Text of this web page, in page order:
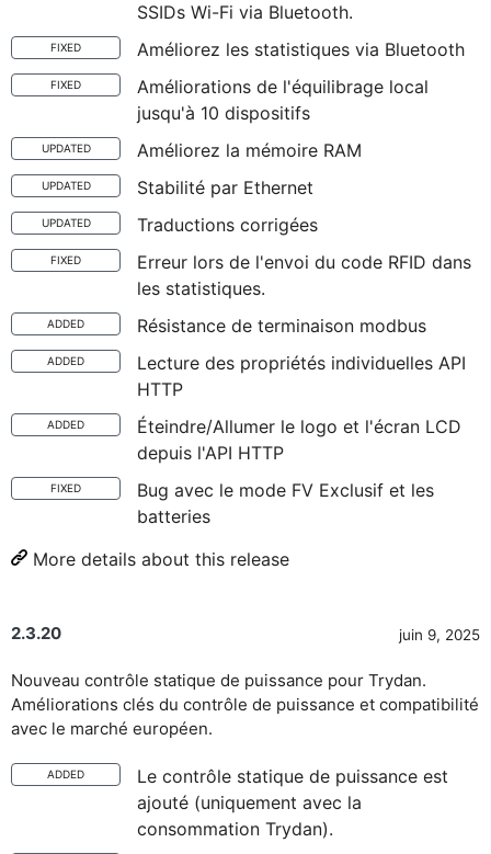
SSIDs Wi-Fi via Bluetooth.
FIXED Améliorez les statistiques via Bluetooth
FIXED
Améliorations de l'équilibrage local
jusqu'à 10 dispositifs
UPDATED Améliorez la mémoire RAM
UPDATED Stabilité par Ethernet
UPDATED Traductions corrigées
FIXED
Erreur lors de l'envoi du code RFID dans
les statistiques.
ADDED Résistance de terminaison modbus
ADDED
Lecture des propriétés individuelles API
HTTP
ADDED
Éteindre/Allumer le logo et l'écran LCD
depuis l'API HTTP
FIXED
Bug avec le mode FV Exclusif et les
batteries
More details about this release
2.3.20 juin 9, 2025
Nouveau contrôle statique de puissance pour Trydan.
Améliorations clés du contrôle de puissance et compatibilité
avec le marché européen.
ADDED
Le contrôle statique de puissance est
ajouté (uniquement avec la
consommation Trydan).